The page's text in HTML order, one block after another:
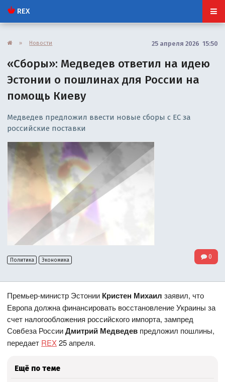
REX
» Новости 25 апреля 2026 15:50
«Сборы»: Медведев ответил на идею
Эстонии о пошлинах для России на
помощь Киеву
Медведев предложил ввести новые сборы с ЕС за
российские поставки
Политика Экономика 0
Премьер-министр Эстонии Кристен Михаил заявил, что
Европа должна финансировать восстановление Украины за
счет налогообложения российского импорта, зампред
Совбеза РоссииДмитрий Медведев предложил пошлины,
передает REX25 апреля.
Ещё по теме